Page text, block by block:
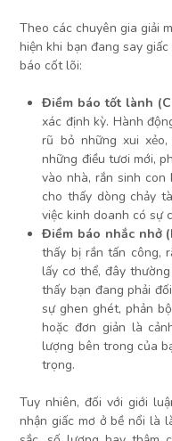
Theo các chuyên gia giải
hiện khi bạn đang say
báo cốt lõi:
Điềm báo tốt lành
xác định kỳ. Hành
rũ bỏ những xui
những điều tươi mới,
vào nhà, rắn sinh
cho thấy dòng chảy
việc kinh doanh có sự
Điềm báo nhắc nhở
thấy bị rắn tấn công,
lấy cơ thể, đây
thấy bạn đang phải
sự ghen ghét, phản
hoặc đơn giản là
lượng bên trong của
trọng.
Tuy nhiên, đối với giới
nhận giấc mơ ở bề nổi là